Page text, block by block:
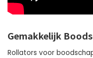
Gemakkelijk
Rollators voor